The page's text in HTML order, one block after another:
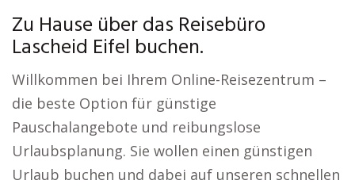
Zu Hause über das Reisebüro
Lascheid Eifel buchen.
Willkommen bei Ihrem Online-Reisezentrum –
die beste Option für günstige
Pauschalangebote und reibungslose
Urlaubsplanung. Sie wollen einen günstigen
Urlaub buchen und dabei auf unseren schnellen